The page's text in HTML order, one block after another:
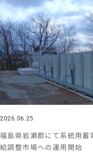
2026.06.25
福島県岩瀬郡にて系統用蓄
給調整市場への運用開始